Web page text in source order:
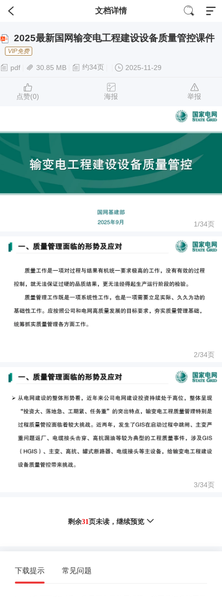
文档详情
2025最新国网输变电工程建设设备质量管控课件
VIP免费
pdf 30.85 MB 约34页 2025-11-29
点赞(0) 海报 举报
1/34页
2/34页
3/34页
剩余31 页未读， 继续预览
下载提示 常见问题